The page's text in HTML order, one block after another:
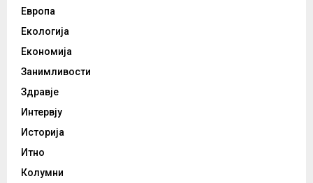
Европа
Екологија
Економија
Занимливости
Здравје
Интервју
Историја
Итно
Колумни